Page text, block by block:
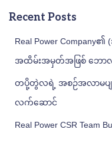
r
c
Recent Posts
Real Power
အထိမ်းအမှတ်အဖြစ် ဘောလုံ
တပို့တွဲလရဲ့ အစဉ်အလာမပျက်
လက်ဆောင်
Real Power CSR Team